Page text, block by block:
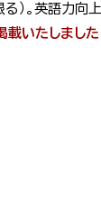
）。英語力向上
載いたしました